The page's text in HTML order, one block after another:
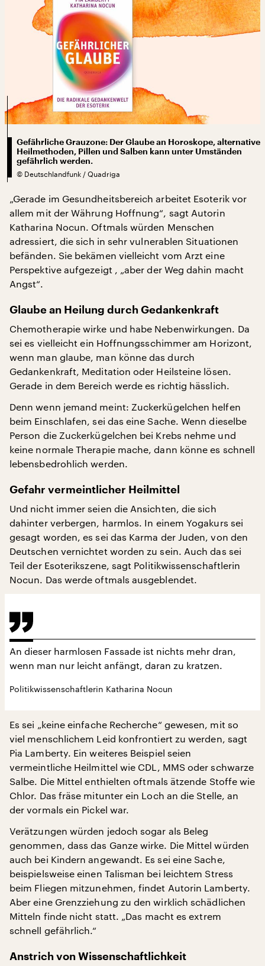
Gefährliche Grauzone: Der Glaube an Horoskope, alternative
Heilmethoden, Pillen und Salben kann unter Umständen
gefährlich werden.
© Deutschlandfunk / Quadriga
„Gerade im Gesundheitsbereich arbeitet Esoterik vor
allem mit der Währung Hoffnung“, sagt Autorin
Katharina Nocun. Oftmals würden Menschen
adressiert, die sich in sehr vulnerablen Situationen
befänden. Sie bekämen vielleicht vom Arzt eine
Perspektive aufgezeigt , „aber der Weg dahin macht
Angst“.
Glaube an Heilung durch Gedankenkraft
Chemotherapie wirke und habe Nebenwirkungen. Da
sei es vielleicht ein Hoffnungsschimmer am Horizont,
wenn man glaube, man könne das durch
Gedankenkraft, Meditation oder Heilsteine lösen.
Gerade in dem Bereich werde es richtig hässlich.
Denn wenn jemand meint: Zuckerkügelchen helfen
beim Einschlafen, sei das eine Sache. Wenn dieselbe
Person die Zuckerkügelchen bei Krebs nehme und
keine normale Therapie mache, dann könne es schnell
lebensbedrohlich werden.
Gefahr vermeintlicher Heilmittel
Und nicht immer seien die Ansichten, die sich
dahinter verbergen, harmlos. In einem Yogakurs sei
gesagt worden, es sei das Karma der Juden, von den
Deutschen vernichtet worden zu sein. Auch das sei
Teil der Esoterikszene, sagt Politikwissenschaftlerin
Nocun. Das werde oftmals ausgeblendet.
An dieser harmlosen Fassade ist nichts mehr dran,
wenn man nur leicht anfängt, daran zu kratzen.
Politikwissenschaftlerin Katharina Nocun
Es sei „keine einfache Recherche“ gewesen, mit so
viel menschlichem Leid konfrontiert zu werden, sagt
Pia Lamberty. Ein weiteres Beispiel seien
vermeintliche Heilmittel wie CDL, MMS oder schwarze
Salbe. Die Mittel enthielten oftmals ätzende Stoffe wie
Chlor. Das fräse mitunter ein Loch an die Stelle, an
der vormals ein Pickel war.
Verätzungen würden jedoch sogar als Beleg
genommen, dass das Ganze wirke. Die Mittel würden
auch bei Kindern angewandt. Es sei eine Sache,
beispielsweise einen Talisman bei leichtem Stress
beim Fliegen mitzunehmen, findet Autorin Lamberty.
Aber eine Grenzziehung zu den wirklich schädlichen
Mitteln finde nicht statt. „Das macht es extrem
schnell gefährlich.“
Anstrich von Wissenschaftlichkeit